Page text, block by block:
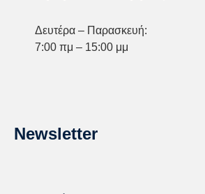
Δευτέρα – Παρασκευή:
7:00 πμ – 15:00 μμ
Newsletter